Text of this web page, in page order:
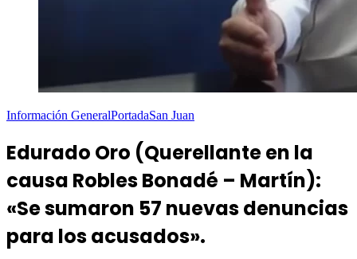
Información GeneralPortadaSan Juan
Edurado Oro (Querellante en la
causa Robles Bonadé – Martín):
«Se sumaron 57 nuevas denuncias
para los acusados».